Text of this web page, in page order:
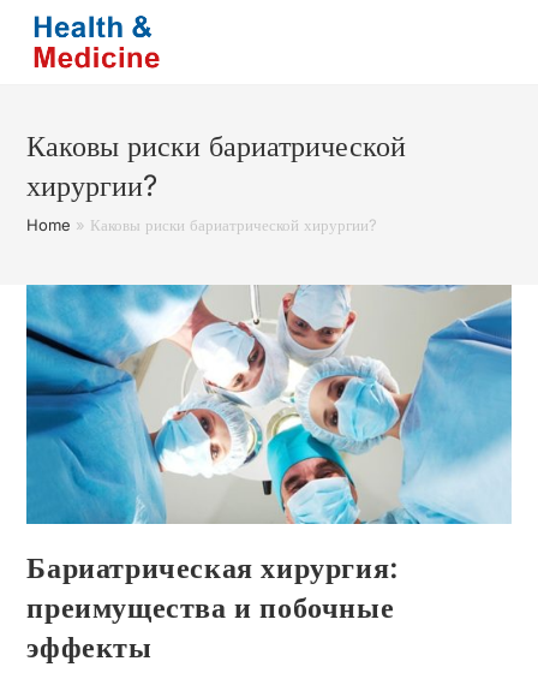
Перейти
содержимому
Каковы риски бариатрической
хирургии?
Home » Каковы риски бариатрической хирургии?
Бариатрическая хирургия:
преимущества и побочные
эффекты